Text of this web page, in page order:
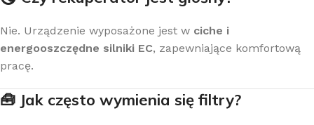
Nie. Urządzenie wyposażone jest w ciche i
energooszczędne silniki EC, zapewniające komfortową
pracę.
🧰 Jak często wymienia się filtry?